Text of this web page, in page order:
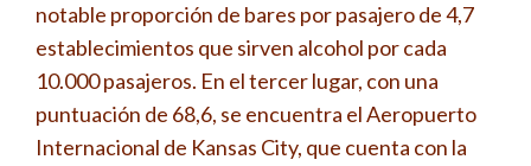
notable proporción de bares por pasajero de 4,7
establecimientos que sirven alcohol por cada
10.000 pasajeros. En el tercer lugar, con una
puntuación de 68,6, se encuentra el Aeropuerto
Internacional de Kansas City, que cuenta con la